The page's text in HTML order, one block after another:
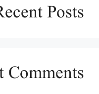
Posts
Comments